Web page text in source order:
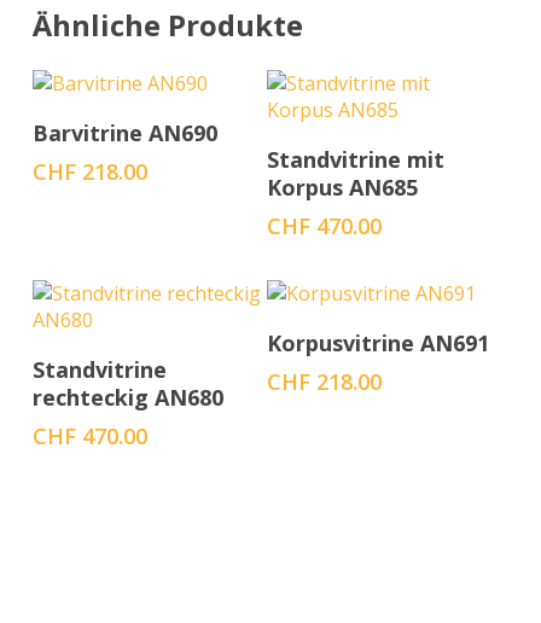
Ähnliche Produkte
In den Warenkorb
Barvitrine AN690
CHF218.00
In den Warenkorb
Standvitrine mit
Korpus AN685
CHF 470.00
In den Warenkorb
Standvitrine
rechteckig AN680
CHF470.00
In den Warenkorb
Korpusvitrine AN691
CHF 218.00